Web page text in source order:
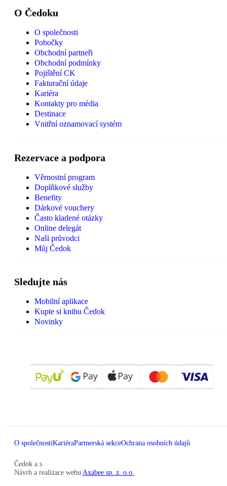
O Čedoku
O společnosti
Pobočky
Obchodní partneři
Obchodní podmínky
Pojištění CK
Fakturační údaje
Kariéra
Kontakty pro média
Destinace
Vnitřní oznamovací systém
Rezervace a podpora
Věrnostní program
Doplňkové služby
Benefity
Dárkové vouchery
Často kladené otázky
Online delegát
Naši průvodci
Můj Čedok
Sledujte nás
Mobilní aplikace
Kupte si knihu Čedok
Novinky
O společnostiKariéraPartnerská sekceOchrana osobních údajů
Čedok a.s
Návrh a realizace webu Axabee sp. z. o.o.